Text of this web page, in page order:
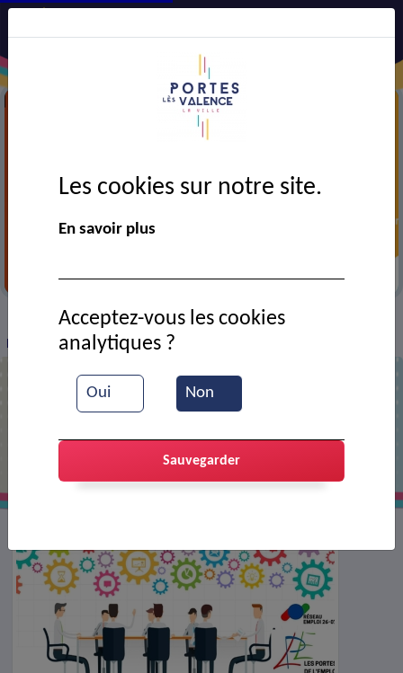
> VIE MUNICIPALE > Ressources documentaires
Les jeudis de l'intérim
Les cookies sur notre site.
En savoir plus
Oui Non
Acceptez-vous les cookies
analytiques ?
Sauvegarder